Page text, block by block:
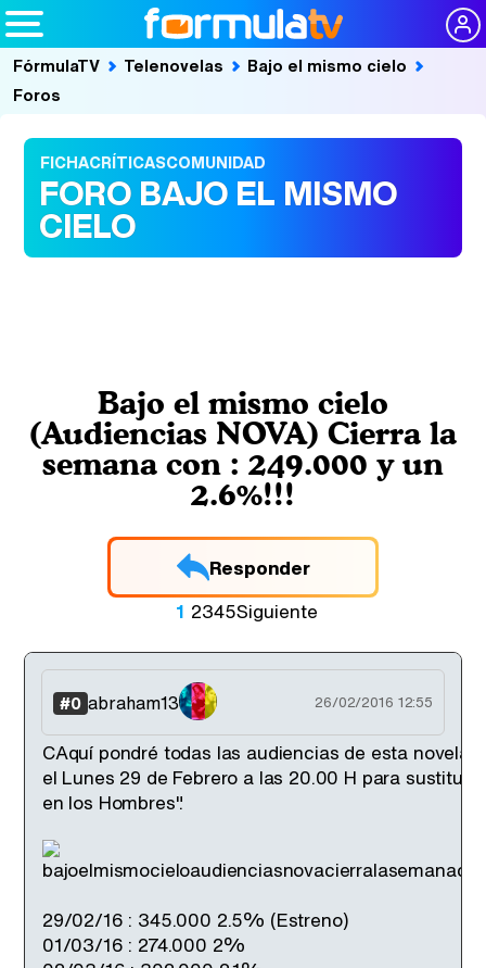
FórmulaTV Telenovelas
Bajo el mismo cielo
Foros
FICHACRÍTICASCOMUNIDAD
FORO BAJO EL MISMO
CIELO
Bajo el mismo cielo
(Audiencias NOVA) Cierra la
semana con : 249.000 y un
2.6%!!!
Responder
1 2345Siguiente
#0 abraham13 26/02/2016 12:55
CAquí pondré todas las audiencias de esta novela
el Lunes 29 de Febrero a las 20.00 H para sustituir
en los Hombres".
29/02/16 : 345.000 2.5% (Estreno)
01/03/16 : 274.000 2%